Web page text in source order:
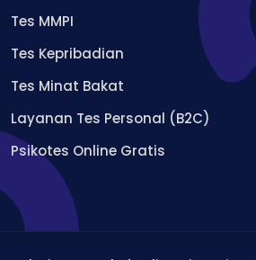
Tes MMPI
Tes Kepribadian
Tes Minat Bakat
Layanan Tes Personal (B2C)
Psikotes Online Gratis